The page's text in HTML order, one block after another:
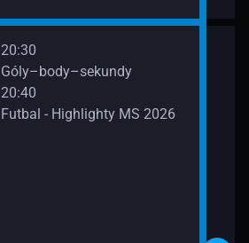
20:30
Góly–body–sekundy
20:40
Futbal - Highlighty MS 2026